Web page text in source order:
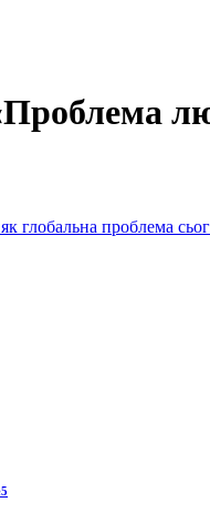
глобальна проблема